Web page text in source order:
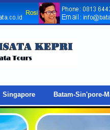
Singapore Batam-Sin'pore-